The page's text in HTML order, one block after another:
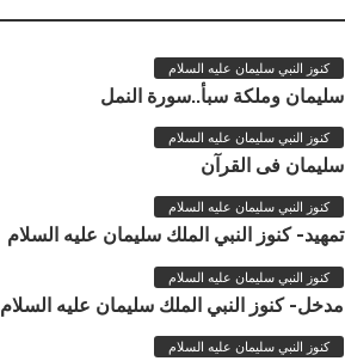
كنوز النبي سليمان عليه السلام
سليمان وملكة سبأ..سورة النمل
كنوز النبي سليمان عليه السلام
سليمان فى القرآن
كنوز النبي سليمان عليه السلام
تمهيد- كنوز النبي الملك سليمان عليه السلام
كنوز النبي سليمان عليه السلام
مدخل- كنوز النبي الملك سليمان عليه السلام
كنوز النبي سليمان عليه السلام